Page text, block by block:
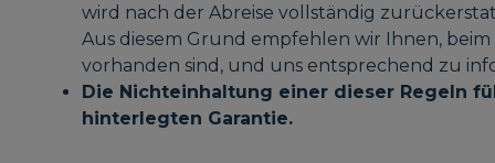
wird nach der Abreise vollständig
Aus diesem Grund empfehlen wir Ihnen,
vorhanden sind, und uns entsprechend zu
Die Nichteinhaltung einer dieser Regeln
hinterlegten Garantie.